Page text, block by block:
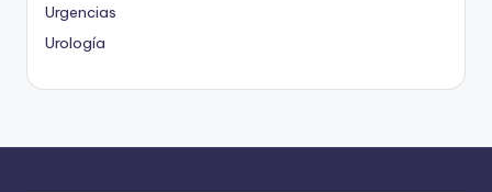
Urgencias
Urología